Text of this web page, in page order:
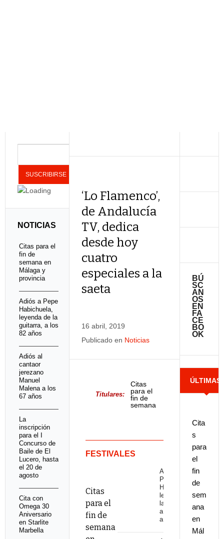
‘Lo Flamenco’,
de Andalucía
TV, dedica
desde hoy
cuatro
especiales a la
saeta
16 abril, 2019
Publicado en Noticias
Titulares:
Citas
para el
fin de
semana
FESTIVALES
Citas
para el
fin de
semana
Adiós a
Pepe
Habichuela,
leyenda de
la guitarra,
a los 82
años
BÚ
SC
AN
OS
EN
FA
CE
BO
OK
ÚLTIMAS
Cita
s
para
el
fin
de
sem
ana
en
Mál
NOTICIAS
Citas para el
fin de
semana en
Málaga y
provincia
Adiós a Pepe
Habichuela,
leyenda de la
guitarra, a los
82 años
Adiós al
cantaor
jerezano
Manuel
Malena a los
67 años
La
inscripción
para el I
Concurso de
Baile de El
Lucero, hasta
el 20 de
agosto
Cita con
Omega 30
Aniversario
en Starlite
Marbella